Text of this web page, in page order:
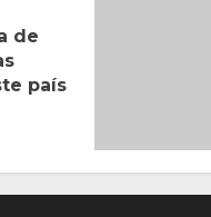
de
país